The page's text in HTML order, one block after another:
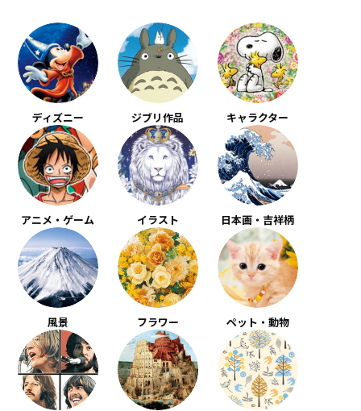
ディズニー ジブリ作品 キャラクター
アニメ・ゲーム イラスト 日本画・吉祥柄
風景 フラワー ペット・動物